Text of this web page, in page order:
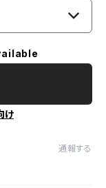
け
通報する